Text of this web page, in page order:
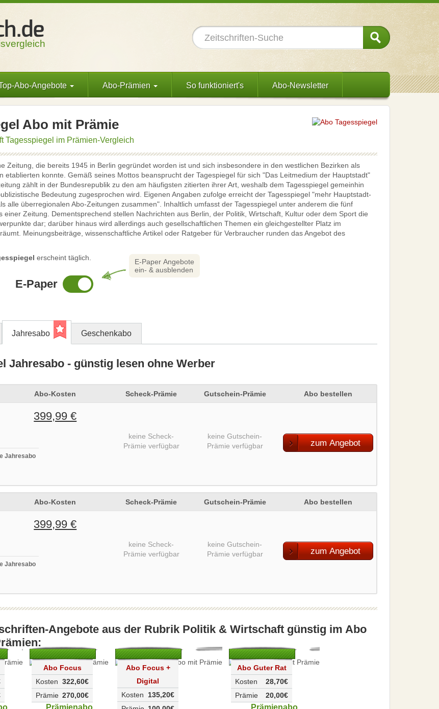
Abo-Angebote Abo-Prämien So funktioniert's Abo-Newsletter
Abo mit Prämie
Tagesspiegel im Prämien-Vergleich
Zeitung, die bereits 1945 in Berlin gegründet worden ist und sich insbesondere in den westlichen Bezirken als
etablierten konnte. Gemäß seines Mottos beansprucht der Tagespiegel für sich "Das Leitmedium der Hauptstadt"
zählt in der Bundesrepublik zu den am häufigsten zitierten ihrer Art, weshalb dem Tagesspiegel gemeinhin
Bedeutung zugesprochen wird. Eigenen Angaben zufolge erreicht der Tagesspiegel "mehr Hauptstadt-
alle überregionalen Abo-Zeitungen zusammen". Inhaltlich umfasst der Tagesspiegel unter anderem die fünf
einer Zeitung. Dementsprechend stellen Nachrichten aus Berlin, der Politik, Wirtschaft, Kultur oder dem Sport die
dar; darüber hinaus wird allerdings auch gesellschaftlichen Themen ein gleichgestellter Platz im
Meinungsbeiträge, wissenschaftliche Artikel oder Ratgeber für Verbraucher runden das Angebot des
erscheint täglich.
E-Paper
E-Paper Angebote
ein- & ausblenden
Jahresabo Geschenkabo
Jahresabo - günstig lesen ohne Werber
Abo-Kosten
399,99 €
Jahresabo
Scheck-Prämie
keine Scheck-
Prämie verfügbar
Gutschein-Prämie
keine Gutschein-
Prämie verfügbar
Abo bestellen
zum Angebot
Abo-Kosten
399,99 €
Jahresabo
Scheck-Prämie
keine Scheck-
Prämie verfügbar
Gutschein-Prämie
keine Gutschein-
Prämie verfügbar
Abo bestellen
zum Angebot
Angebote aus der Rubrik Politik & Wirtschaft günstig im Abo
Abo Focus
322,60€
Kosten
270,00€
Prämie
Prämienabo
Abo Focus +
Digital
135,20€
Kosten
Abo Guter Rat
28,70€
Kosten
20,00€
Prämie
Prämienabo